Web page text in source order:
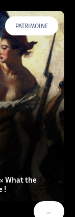
PATRIMOINE
What the
!
…VOIR